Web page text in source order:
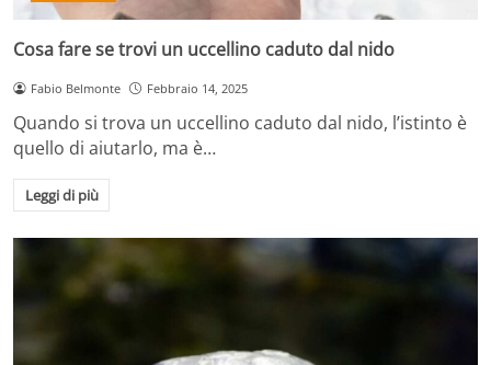
Cosa fare se trovi un uccellino caduto dal nido
Fabio Belmonte Febbraio 14, 2025
Quando si trova un uccellino caduto dal nido, l’istinto è
quello di aiutarlo, ma è…
Leggi di più